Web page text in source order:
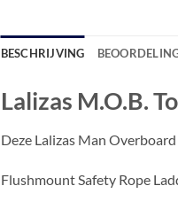
BESCHRIJVING
Lalizas M.O.B.
Deze Lalizas Man
Flushmount Safety Rope